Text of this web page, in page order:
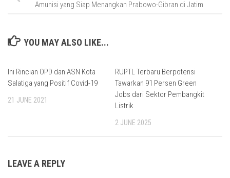
Amunisi yang Siap Menangkan Prabowo-Gibran di Jatim
YOU MAY ALSO LIKE...
Ini Rincian OPD dan ASN Kota
Salatiga yang Positif Covid-19
21 JUNE 2021
RUPTL Terbaru Berpotensi
Tawarkan 91 Persen Green
Jobs dari Sektor Pembangkit
Listrik
2 JUNE 2025
LEAVE A REPLY